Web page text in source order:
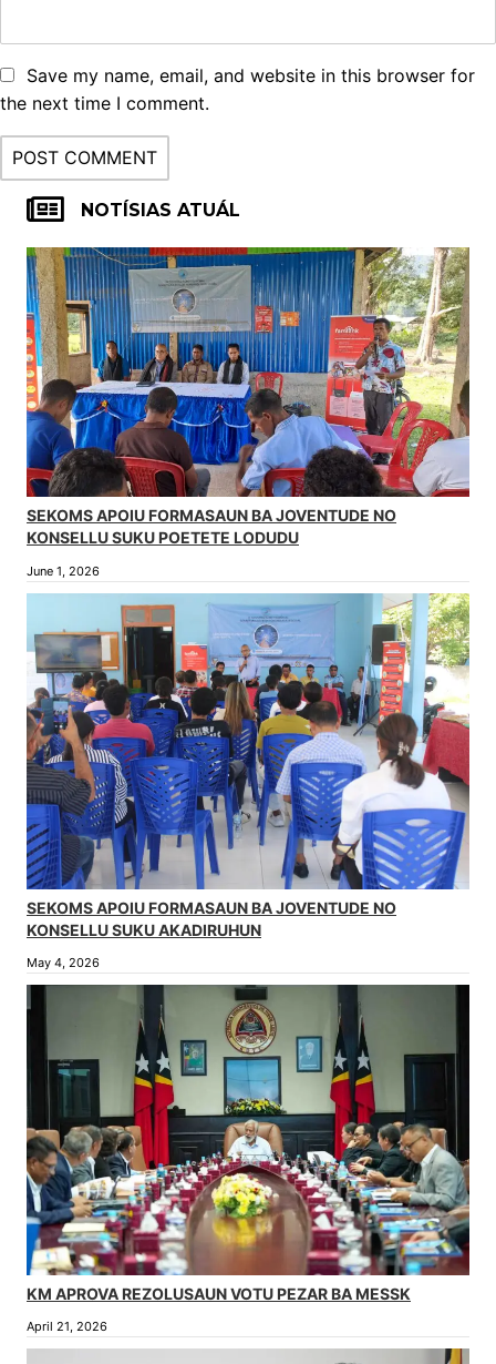
Save my name, email, and website in this browser for
the next time I comment.
NOTÍSIAS ATUÁL
SEKOMS APOIU FORMASAUN BA JOVENTUDE NO
KONSELLU SUKU POETETE LODUDU
June 1, 2026
SEKOMS APOIU FORMASAUN BA JOVENTUDE NO
KONSELLU SUKU AKADIRUHUN
May 4, 2026
KM APROVA REZOLUSAUN VOTU PEZAR BA MESSK
April 21, 2026